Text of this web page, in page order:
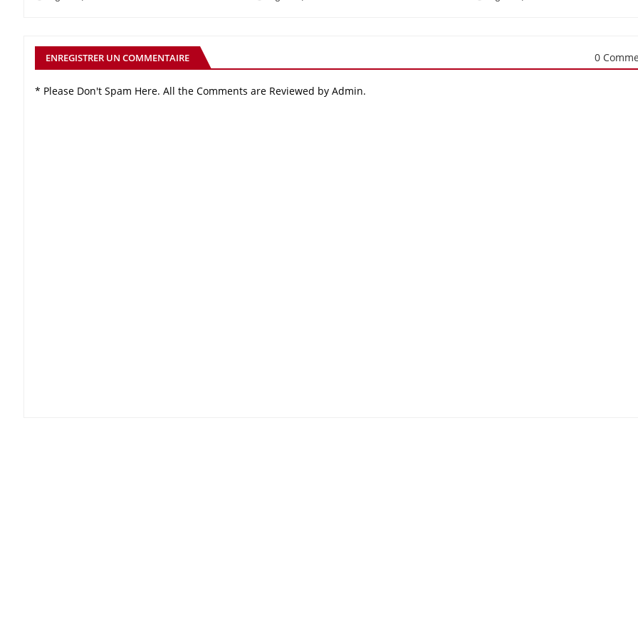
ENREGISTRER UN COMMENTAIRE 0
* Please Don't Spam Here. All the Comments are Reviewed by Admin.